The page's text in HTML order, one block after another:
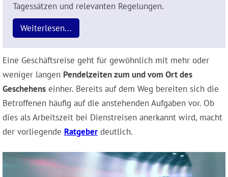
Tagessätzen und relevanten Regelungen.
Weiterlesen...
Eine Geschäftsreise geht für gewöhnlich mit mehr oder
weniger langen Pendelzeiten zum und vom Ort des
Geschehens einher. Bereits auf dem Weg bereiten sich die
Betroffenen häufig auf die anstehenden Aufgaben vor. Ob
dies als Arbeitszeit bei Dienstreisen anerkannt wird, macht
der vorliegende Ratgeber deutlich.